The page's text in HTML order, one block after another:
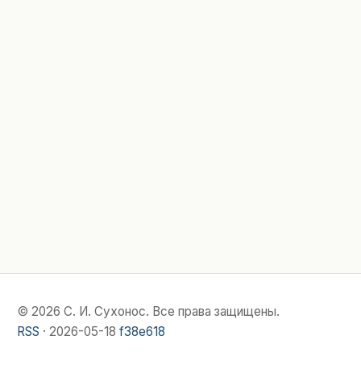
© 2026 С. И. Сухонос. Все права защищены.
RSS ·2026-05-18f38e618